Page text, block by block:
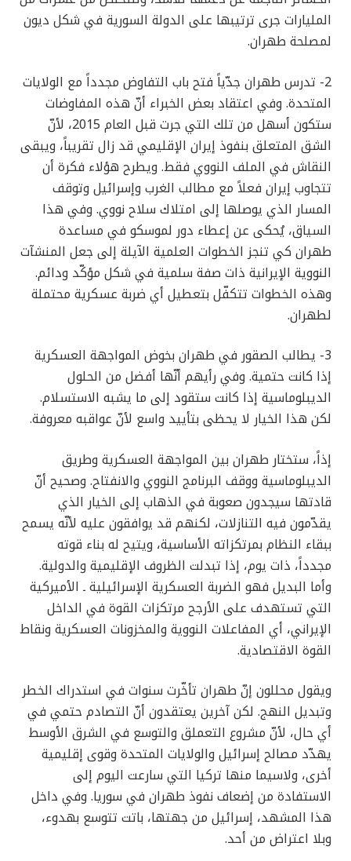
المليارات جرى ترتيبها على الدولة السورية في شكل ديون
لمصلحة طهران.
2- تدرس طهران جدّياً فتح باب التفاوض مجدداً مع الولايات
المتحدة. وفي اعتقاد بعض الخبراء أنّ هذه المفاوضات
ستكون أسهل من تلك التي جرت قبل العام 2015، لأنّ
الشق المتعلق بنفوذ إيران الإقليمي قد زال تقريباً، ويبقى
النقاش في الملف النووي فقط. ويطرح هؤلاء فكرة أن
تتجاوب إيران فعلاً مع مطالب الغرب وإسرائيل وتوقف
المسار الذي يوصلها إلى امتلاك سلاح نووي. وفي هذا
السياق، يُحكى عن إعطاء دور لموسكو في مساعدة
طهران كي تنجز الخطوات العلمية الآيلة إلى جعل المنشآت
النووية الإيرانية ذات صفة سلمية في شكل مؤكّد ودائم.
وهذه الخطوات تتكفّل بتعطيل أي ضربة عسكرية محتملة
لطهران.
3- يطالب الصقور في طهران بخوض المواجهة العسكرية
إذا كانت حتمية. وفي رأيهم أنّها أفضل من الحلول
الديبلوماسية إذا كانت ستقود إلى ما يشبه الاستسلام.
لكن هذا الخيار لا يحظى بتأييد واسع لأنّ عواقبه معروفة.
إذاً، ستختار طهران بين المواجهة العسكرية وطريق
الديبلوماسية ووقف البرنامج النووي والانفتاح. وصحيح أنّ
قادتها سيجدون صعوبة في الذهاب إلى الخيار الذي
يقدّمون فيه التنازلات، لكنهم قد يوافقون عليه لأنّه يسمح
ببقاء النظام بمرتكزاته الأساسية، ويتيح له بناء قوته
مجدداً، ذات يوم، إذا تبدلت الظروف الإقليمية والدولية.
وأما البديل فهو الضربة العسكرية الإسرائيلية ـ الأميركية
التي تستهدف على الأرجح مرتكزات القوة في الداخل
الإيراني، أي المفاعلات النووية والمخزونات العسكرية ونقاط
القوة الاقتصادية.
ويقول محللون إنّ طهران تأخّرت سنوات في استدراك الخطر
وتبديل النهج. لكن آخرين يعتقدون أنّ التصادم حتمي في
أي حال، لأنّ مشروع التعملق والتوسع في الشرق الأوسط
يهدّد مصالح إسرائيل والولايات المتحدة وقوى إقليمية
أخرى، ولاسيما منها تركيا التي سارعت اليوم إلى
الاستفادة من إضعاف نفوذ طهران في سوريا. وفي داخل
هذا المشهد، إسرائيل من جهتها، باتت تتوسع بهدوء،
وبلا اعتراض من أحد.